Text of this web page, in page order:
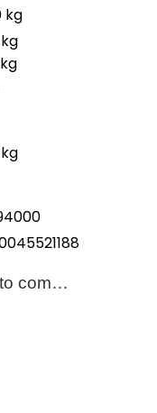
kg
com…